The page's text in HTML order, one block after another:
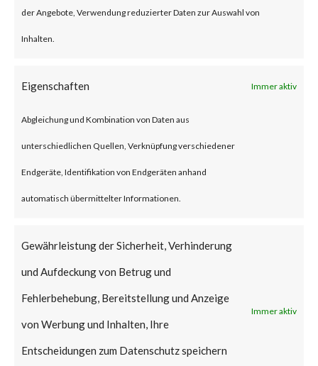
der Angebote, Verwendung reduzierter Daten zur Auswahl von
Inhalten.
Eigenschaften Immer aktiv
Abgleichung und Kombination von Daten aus
unterschiedlichen Quellen, Verknüpfung verschiedener
Endgeräte, Identifikation von Endgeräten anhand
automatisch übermittelter Informationen.
Gewährleistung der Sicherheit, Verhinderung
und Aufdeckung von Betrug und
Fehlerbehebung, Bereitstellung und Anzeige
von Werbung und Inhalten, Ihre
Entscheidungen zum Datenschutz speichern
Immer aktiv
To be vulnerable, those products
gateway or as an
is required.
Why is this Significant?
This is significant because the
Citrix advisory acknowledged